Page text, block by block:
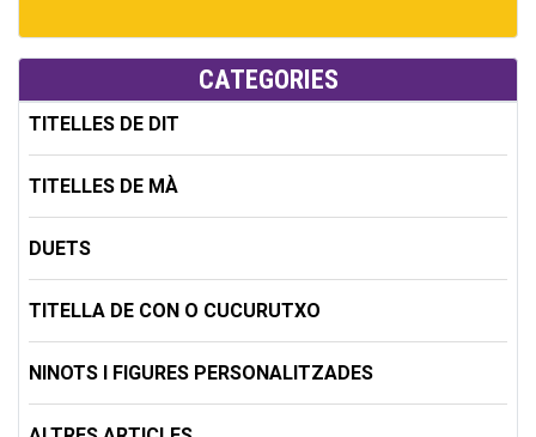
CATEGORIES
TITELLES DE DIT
TITELLES DE MÀ
DUETS
TITELLA DE CON O CUCURUTXO
NINOTS I FIGURES PERSONALITZADES